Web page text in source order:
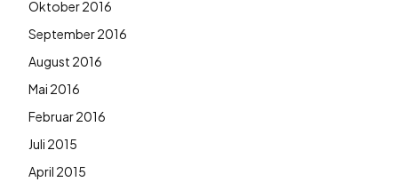
Oktober 2016
September 2016
August 2016
Mai 2016
Februar 2016
Juli 2015
April 2015